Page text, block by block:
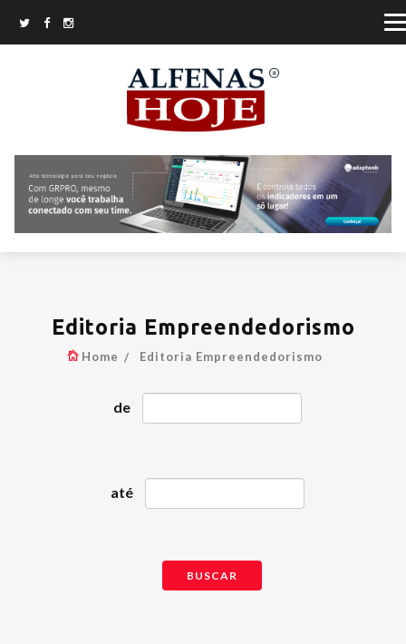
Editoria Empreendedorismo
Home Editoria Empreendedorismo
de
até
BUSCAR